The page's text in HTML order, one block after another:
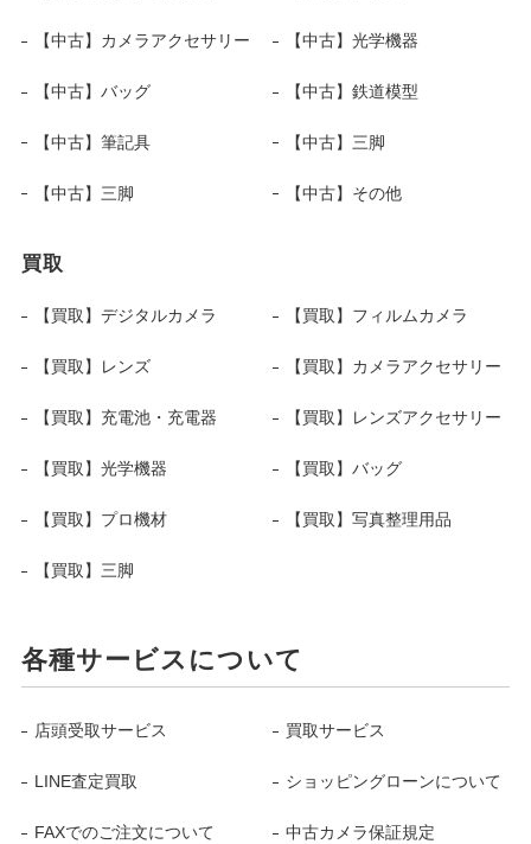
【中古】カメラアクセサリー 【中古】光学機器
【中古】バッグ 【中古】鉄道模型
【中古】筆記具 【中古】三脚
【中古】三脚 【中古】その他
買取
【買取】デジタルカメラ 【買取】フィルムカメラ
【買取】レンズ 【買取】カメラアクセサリー
【買取】充電池・充電器 【買取】レンズアクセサリー
【買取】光学機器 【買取】バッグ
【買取】プロ機材 【買取】写真整理用品
【買取】三脚
各種サービスについて
店頭受取サービス 買取サービス
LINE査定買取 ショッピングローンについて
FAXでのご注文について 中古カメラ保証規定